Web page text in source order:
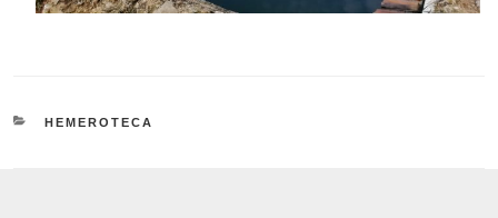
CATEGORÍAS
HEMEROTECA